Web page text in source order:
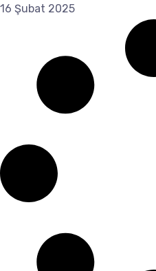
16 Şubat 2025